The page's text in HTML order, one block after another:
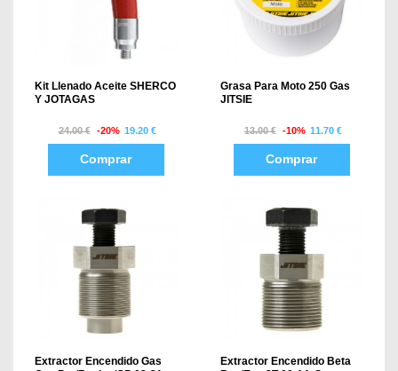
Kit Llenado Aceite SHERCO
Y JOTAGAS
24.00 € -20% 19.20 €
Comprar
Grasa Para Moto 250 Gas
JITSIE
13.00 € -10% 11.70 €
Comprar
Extractor Encendido Gas
Extractor Encendido Beta